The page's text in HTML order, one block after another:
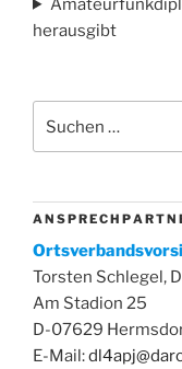
herausgibt
nach:
A N S P R E C H P A R T N
Torsten Schlegel,
Am Stadion 25
D-07629
E-Mail: